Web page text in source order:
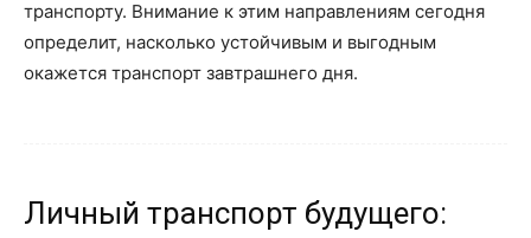
транспорту. Внимание к этим направлениям сегодня
определит, насколько устойчивым и выгодным
окажется транспорт завтрашнего дня.
Личный транспорт будущего: